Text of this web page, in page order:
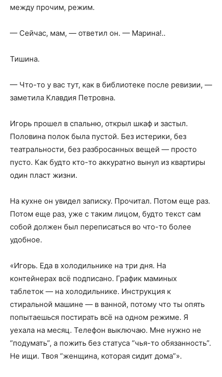
между прочим, режим.
— Сейчас, мам, — ответил он. — Марина!..
Тишина.
— Что-то у вас тут, как в библиотеке после ревизии, —
заметила Клавдия Петровна.
Игорь прошел в спальню, открыл шкаф и застыл.
Половина полок была пустой. Без истерики, без
театральности, без разбросанных вещей — просто
пусто. Как будто кто-то аккуратно вынул из квартиры
один пласт жизни.
На кухне он увидел записку. Прочитал. Потом еще раз.
Потом еще раз, уже с таким лицом, будто текст сам
собой должен был переписаться во что-то более
удобное.
«Игорь. Еда в холодильнике на три дня. На
контейнерах всё подписано. График маминых
таблеток — на холодильнике. Инструкция к
стиральной машине — в ванной, потому что ты опять
попытаешься постирать всё на одном режиме. Я
уехала на месяц. Телефон выключаю. Мне нужно не
“подумать”, а пожить без статуса “чья-то обязанность”.
Не ищи. Твоя “женщина, которая сидит дома”».